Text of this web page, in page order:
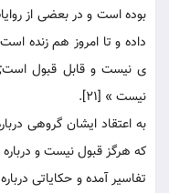
بوده است و در بعضى از
داده و تا امروز هم زنده
ى نيست و قابل قبول
نيست » [21].
به اعتقاد ايشان گروهى
كه هرگز قبول نيست و
تفاسير آمده و حكاياتى